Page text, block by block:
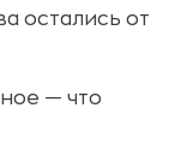
остались от
— что